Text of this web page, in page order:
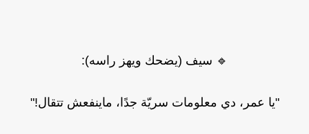
🔹 سيف (يضحك ويهز راسه):
"يا عمر، دي معلومات سريّة جدًا، ماينفعش تتقال!"